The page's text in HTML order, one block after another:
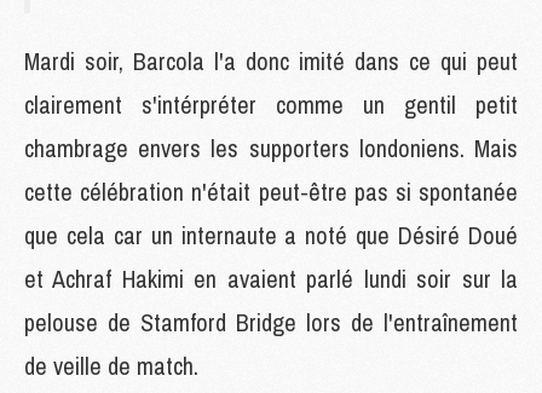
Mardi soir, Barcola l'a donc imité dans ce qui peut
clairement s'intérpréter comme un gentil petit
chambrage envers les supporters londoniens. Mais
cette célébration n'était peut-être pas si spontanée
que cela car un internaute a noté que Désiré Doué
et Achraf Hakimi en avaient parlé lundi soir sur la
pelouse de Stamford Bridge lors de l'entraînement
de veille de match.